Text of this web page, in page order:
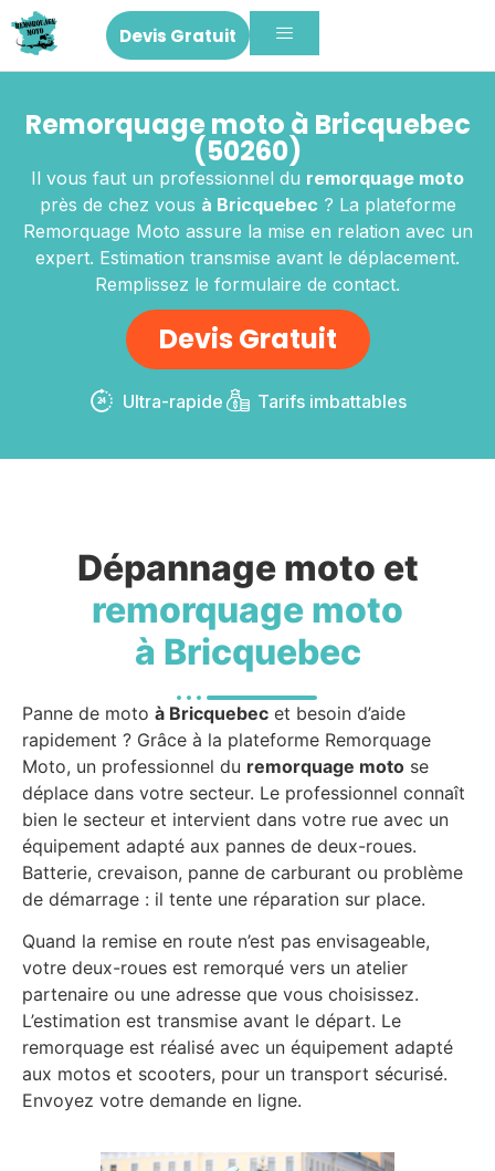
Devis Gratuit
Remorquage moto à Bricquebec
(50260)
Il vous faut un professionnel du remorquage moto
près de chez vous à Bricquebec ? La plateforme
Remorquage Moto assure la mise en relation avec un
expert. Estimation transmise avant le déplacement.
Remplissez le formulaire de contact.
Devis Gratuit
Ultra-rapide Tarifs imbattables
Dépannage moto et
remorquage moto
à Bricquebec
Panne de moto à Bricquebec et besoin d’aide
rapidement ? Grâce à la plateforme Remorquage
Moto, un professionnel du remorquage moto se
déplace dans votre secteur. Le professionnel connaît
bien le secteur et intervient dans votre rue avec un
équipement adapté aux pannes de deux-roues.
Batterie, crevaison, panne de carburant ou problème
de démarrage : il tente une réparation sur place.
Quand la remise en route n’est pas envisageable,
votre deux-roues est remorqué vers un atelier
partenaire ou une adresse que vous choisissez.
L’estimation est transmise avant le départ. Le
remorquage est réalisé avec un équipement adapté
aux motos et scooters, pour un transport sécurisé.
Envoyez votre demande en ligne.